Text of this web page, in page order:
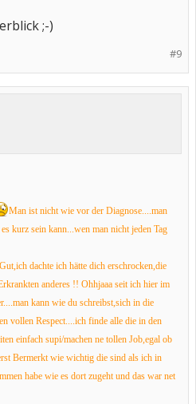
;-)
#9
Man ist nicht wie vor der Diagnose....man
es kurz sein kann...wen man nicht jeden Tag
Gut,ich dachte ich hätte dich erschrocken,die
anderes !! Ohhjaaa seit ich hier im
man kann wie du schreibst,sich in die
vollen Respect....ich finde alle die in den
einfach supi/machen ne tollen Job,egal ob
Bermerkt wie wichtig die sind als ich in
habe wie es dort zugeht und das war net